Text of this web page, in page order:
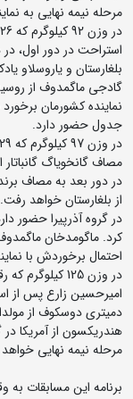
مرحله نیمه نهایی به
استراحت در دور اول، در
بلغارستان و یاروسلاو
گادجی ماگمدوف از روسیه
نماینده کشورمان
جدول حضور دارد.
مصاف گانخویاگ
در دور بعد به مصاف
از بلغارستان خواهد
در گروه آذرپیرا حضور
کرد. ماگومدخان ماگمدوف
احتمال برخوردش با
امیرحسین زارع پس از
دمیتری دوسکوف از
هندریکسون از آمریکا در
مرحله نیمه نهایی
برنامه این مسابقات